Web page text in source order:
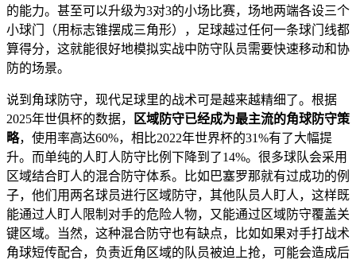
的能力。甚至可以升级为3对3的小场比赛，场地两端各设三个
小球门（用标志锥摆成三角形），足球越过任何一条球门线都
算得分，这就能很好地模拟实战中防守队员需要快速移动和协
防的场景。
说到角球防守，现代足球里的战术可是越来越精细了。根据
2025年世俱杯的数据，
区域防守已经成为最主流的角球防守策
略，使用率高达60%，相比2022年世界杯的31%有了大幅提
升。而单纯的人盯人防守比例下降到了14%。很多球队会采用
区域结合盯人的混合防守体系。比如巴塞罗那就有过成功的例
子，他们用两名球员进行区域防守，其他队员人盯人，这样既
能通过人盯人限制对手的危险人物，又能通过区域防守覆盖关
键区域。当然，这种混合防守也有缺点，比如如果对手打战术
角球短传配合，负责近角区域的队员被迫上抢，可能会造成后